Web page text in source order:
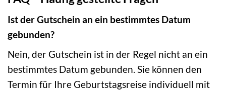
Ist der Gutschein an ein bestimmtes Datum
gebunden?
Nein, der Gutschein ist in der Regel nicht an ein
bestimmtes Datum gebunden. Sie können den
Termin für Ihre Geburtstagsreise individuell mit